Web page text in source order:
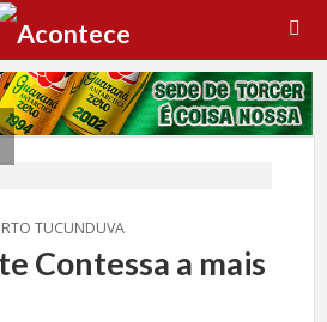
TUCUNDUVA
Contessa a mais